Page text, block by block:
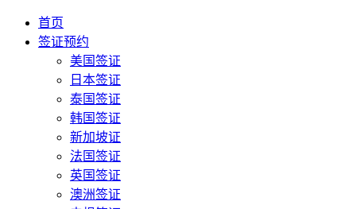
首页
签证预约
美国签证
日本签证
泰国签证
韩国签证
新加坡证
法国签证
英国签证
澳洲签证